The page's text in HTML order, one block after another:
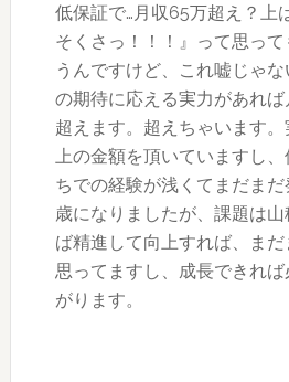
低保証で…月収65万超え？上
そくさっ！！！』って思っ
うんですけど、これ嘘じゃ
の期待に応える実力があれ
超えます。超えちゃいます
上の金額を頂いていますし
ちでの経験が浅くてまだま
歳になりましたが、課題は山
ば精進して向上すれば、ま
思ってますし、成長できれ
がります。